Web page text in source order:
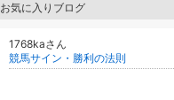
お気に入りブログ
1768kaさん
競馬サイン・勝利の法則